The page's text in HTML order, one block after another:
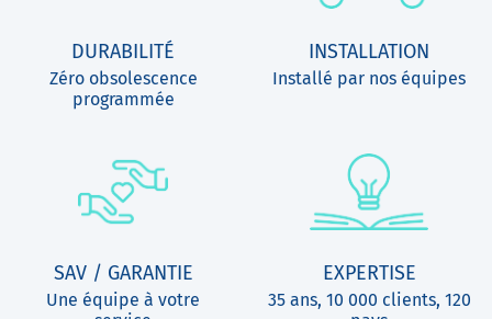
DURABILITÉ
Zéro obsolescence
programmée
INSTALLATION
Installé par nos équipes
SAV / GARANTIE
Une équipe à votre
EXPERTISE
35 ans, 10 000 clients, 120